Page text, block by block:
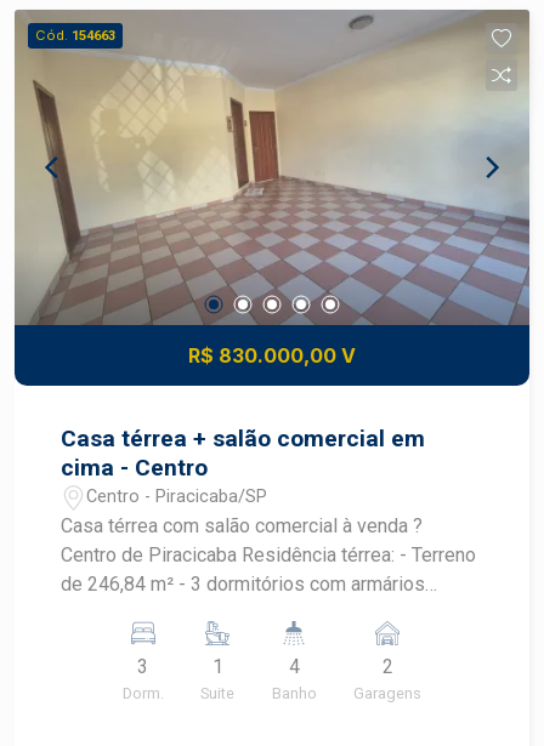
Cód. 154663
R$ 830.000,00 V
Casa térrea + salão comercial em
cima - Centro
Centro - Piracicaba/SP
Casa térrea com salão comercial à venda ?
Centro de Piracicaba Residência térrea: - Terreno
de 246,84 m² - 3 dormitórios com armários
de vidro temperado - Banheiros com box de vidro
temperado - Sala de estar espaçosa - Cozinha
com armários planejados - Despensa -
3
Dorm.
1
Suite
4
Banho
2
Garagens